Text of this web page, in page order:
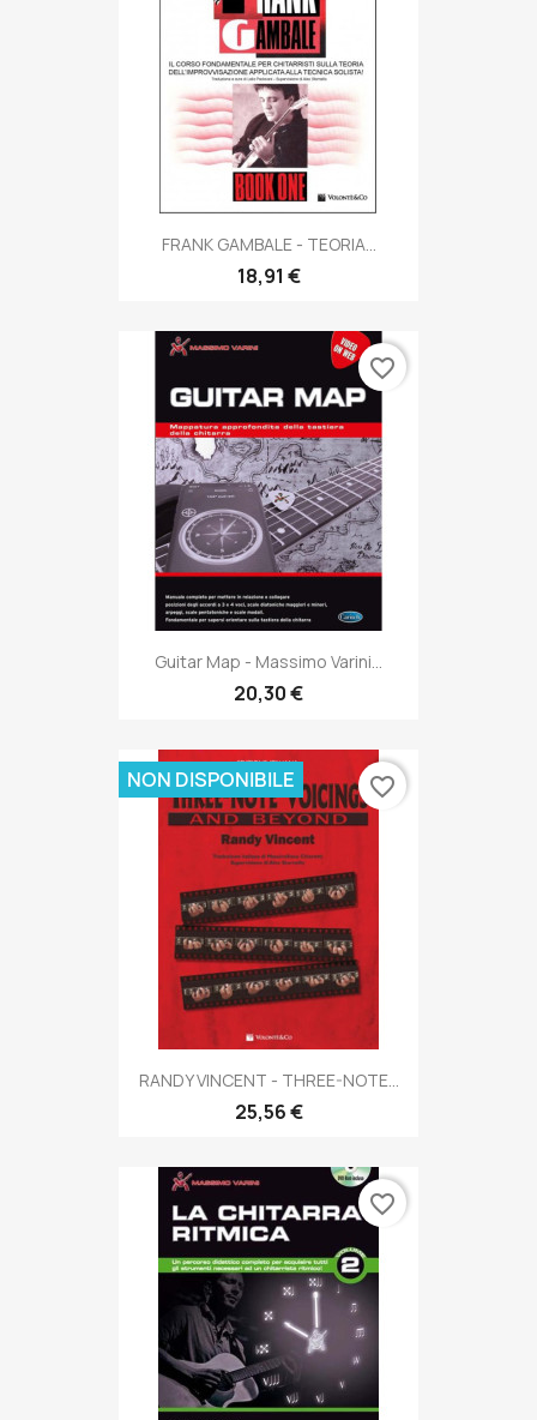
FRANK GAMBALE - TEORIA...
18,91 €
Guitar Map - Massimo Varini...
20,30 €
favorite_border
RANDY VINCENT - THREE-NOTE...
25,56 €
NON DISPONIBILE favorite_border
favorite_border